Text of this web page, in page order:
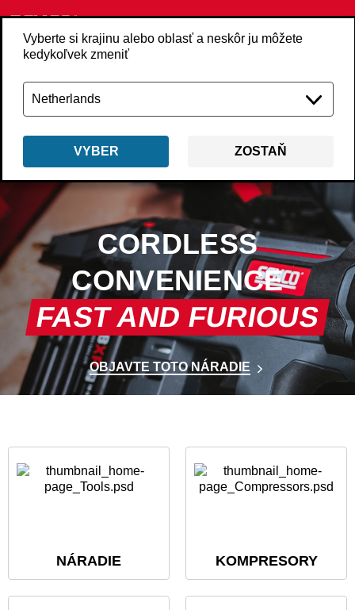
Vyberte si krajinu alebo oblasť a neskôr ju môžete
kedykoľvek zmeniť
VYBER ZOSTAŇ
CORDLESS
CONVENIENCE
FAST AND FURIOUS
OBJAVTE TOTO NÁRADIE
NÁRADIE KOMPRESORY